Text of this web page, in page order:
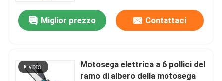
Miglior prezzo Contattaci
Motosega elettrica a 6 pollici del
ramo di albero della motosega